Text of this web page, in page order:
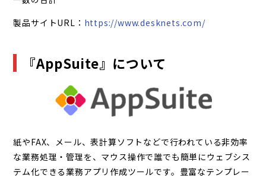
製品サイトURL： https://www.desknets.com/
『AppSuite』について
紙やFAX、メール、表計算ソフトなどで行われている非効率
な業務処理・管理を、マウス操作で誰でも簡単にウェブシス
テム化できる業務アプリ作成ツールです。豊富なテンプレー